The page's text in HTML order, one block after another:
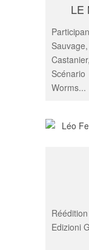
LE
Worms...
Edizioni